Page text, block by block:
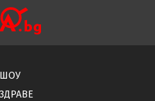
ШОУ
ЗДРАВЕ